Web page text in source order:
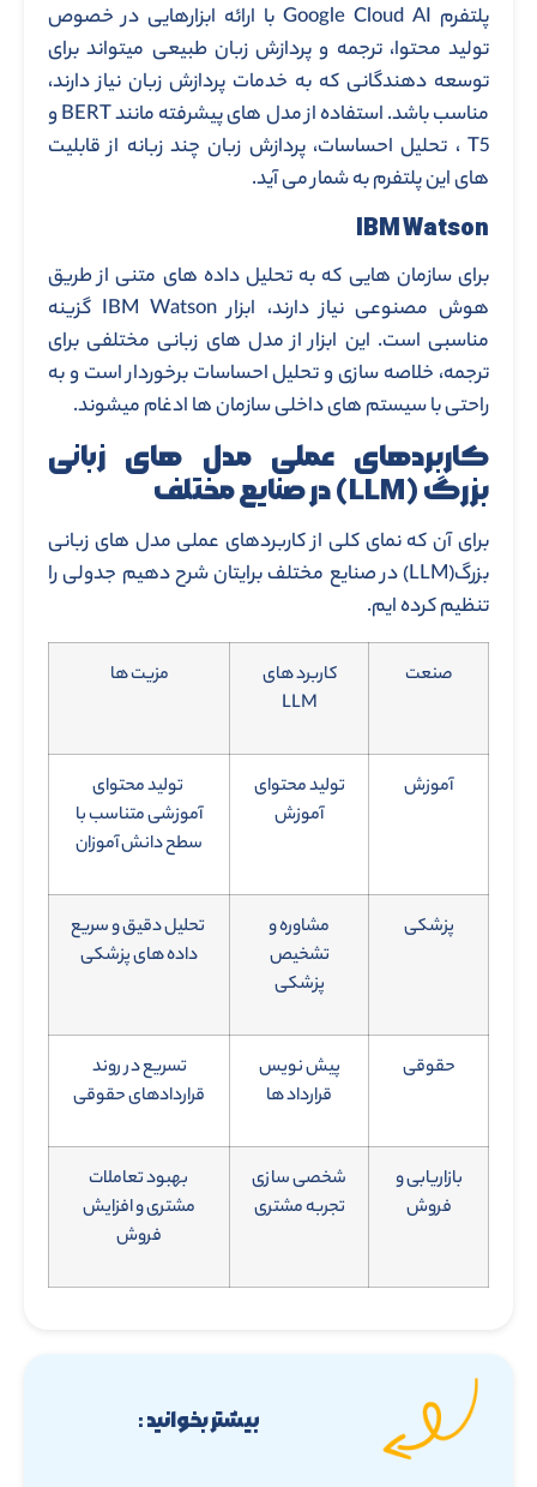
پلتفرم Google Cloud AI با ارائه ابزارهایی در خصوص
تولید محتوا، ترجمه و پردازش زبان طبیعی میتواند برای
توسعه دهندگانی که به خدمات پردازش زبان نیاز دارند،
مناسب باشد. استفاده از مدل های پیشرفته مانند BERT و
T5 ، تحلیل احساسات، پردازش زبان چند زبانه از قابلیت
های این پلتفرم به شمار می آید.
IBM Watson
برای سازمان هایی که به تحلیل داده های متنی از طریق
هوش مصنوعی نیاز دارند، ابزار IBM Watson گزینه
مناسبی است. این ابزار از مدل های زبانی مختلفی برای
ترجمه، خلاصه سازی و تحلیل احساسات برخوردار است و به
راحتی با سیستم های داخلی سازمان ها ادغام میشوند.
کاربردهای عملی مدل های زبانی
بزرگ (LLM) در صنایع مختلف
برای آن که نمای کلی از کاربردهای عملی مدل های زبانی
بزرگ(LLM) در صنایع مختلف برایتان شرح دهیم جدولی را
تنظیم کرده ایم.
صنعت
کاربرد های
LLM
مزیت ها
آموزش
تولید محتوای
آموزش
تولید محتوای
آموزشی متناسب با
سطح دانش آموزان
پزشکی
مشاوره و
تشخیص
پزشکی
تحلیل دقیق و سریع
داده های پزشکی
حقوقی
پیش نویس
قرارداد ها
تسریع در روند
قراردادهای حقوقی
بازاریابی و
فروش
شخصی سازی
تجربه مشتری
بهبود تعاملات
مشتری و افزایش
فروش
بیشتر بخوانید :